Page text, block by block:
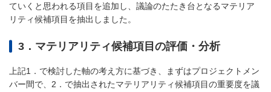
ていくと思われる項目を追加し、議論のたたき台となるマテリア
リティ候補項目を抽出しました。
3．マテリアリティ候補項目の評価・分析
上記1．で検討した軸の考え方に基づき、まずはプロジェクトメン
バー間で、2．で抽出されたマテリアリティ候補項目の重要度を議